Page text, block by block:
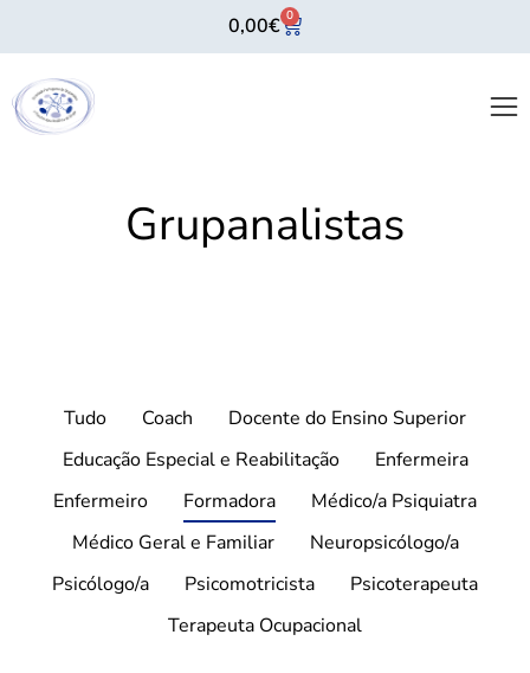
0,00€ 0
Grupanalistas
Tudo Coach
Docente do Ensino Superior
Educação Especial e Reabilitação
Enfermeira
Enfermeiro
Formadora
Médico/a Psiquiatra
Médico Geral e Familiar
Neuropsicólogo/a
Psicólogo/a
Psicomotricista
Psicoterapeuta
Terapeuta Ocupacional